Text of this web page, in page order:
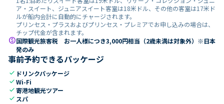
ア・スイート、ジュニアスイート客室は18米ドル、その他の客室は17米ド
ルが船内会計に自動的にチャージされます。
プリンセス・プラスおよびプリンセス・プレミアでお申し込みの場合は、
チップ代金が含まれます。
paid国際観光旅客税 お一人様につき3,000円相当（2歳未満は対象外）※日本
発のみ
事前予約できるパッケージ
check ドリンクパッケージ
checkWi-Fi
check寄港地観光ツアー
check スパ